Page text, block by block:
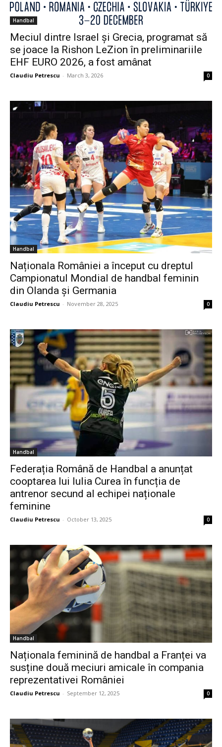
Handbal
Meciul dintre Israel și Grecia, programat să
se joace la Rishon LeZion în preliminariile
EHF EURO 2026, a fost amânat
Claudiu Petrescu - March 3, 2026 0
Handbal
Naționala României a început cu dreptul
Campionatul Mondial de handbal feminin
din Olanda și Germania
Claudiu Petrescu - November 28, 2025 0
Handbal
Federația Română de Handbal a anunțat
cooptarea lui Iulia Curea în funcția de
antrenor secund al echipei naționale
feminine
Claudiu Petrescu - October 13, 2025 0
Handbal
Naționala feminină de handbal a Franței va
susține două meciuri amicale în compania
reprezentativei României
Claudiu Petrescu - September 12, 2025 0